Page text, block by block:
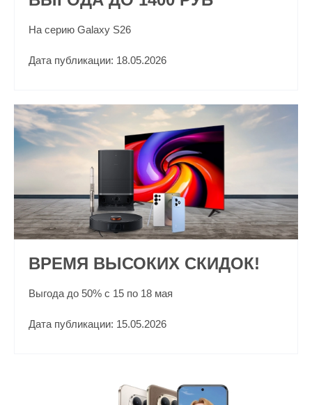
На серию Galaxy S26
Дата публикации: 18.05.2026
ВРЕМЯ ВЫСОКИХ СКИДОК!
Выгода до 50% с 15 по 18 мая
Дата публикации: 15.05.2026